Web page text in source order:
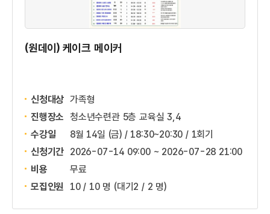
(원데이) 케이크 메이커
신청대상 가족형
진행장소 청소년수련관 5층 교육실 3,4
수강일
8월 14일 (금) / 18:30~20:30 / 1회기
신청기간 2026-07-14 09:00 ~ 2026-07-28 21:00
비용
무료
모집인원
10 / 10 명 (대기2 / 2 명)